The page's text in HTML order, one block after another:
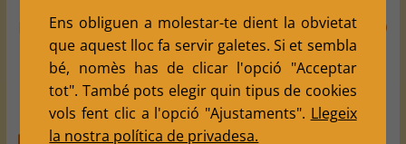
Partides Instructives d’Escacs: Abdric D – Djaja D
You May Also Like
Ens obliguen a molestar-te dient la obvietat
que aquest lloc fa servir galetes. Si et sembla
bé, nomès has de clicar l'opció "Acceptar
tot". També pots elegir quin tipus de cookies
vols fent clic a l'opció "Ajustaments". Llegeix
la nostra política de privadesa.